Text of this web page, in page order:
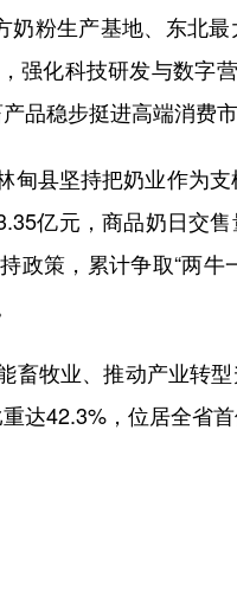
粉生产基地、东北
化科技研发与数字
品稳步挺进高端消费
县坚持把奶业作为支
亿元，商品奶日交
策，累计争取“两牛
牧业、推动产业转
达42.3%，位居全省首